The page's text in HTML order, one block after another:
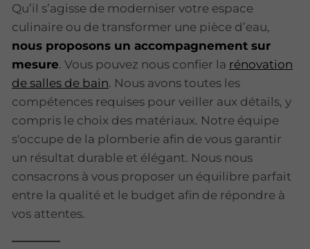
Qu’il s’agisse de moderniser votre espace
culinaire ou de transformer une pièce d’eau,
nous proposons un accompagnement sur
mesure. Vous pouvez nous confier la rénovation
de salles de bain. Nous avons toutes les
compétences requises pour veiller aux détails, y
compris le choix des matériaux. Notre équipe
s'occupe de la plomberie afin de vous garantir
un résultat durable et élégant. Nous nous
consacrons à vous proposer un équilibre parfait
entre la qualité et le budget afin de répondre à
vos attentes.